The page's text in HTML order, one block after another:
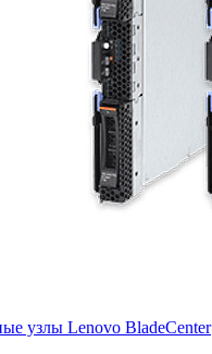
узлы Lenovo BladeCenter